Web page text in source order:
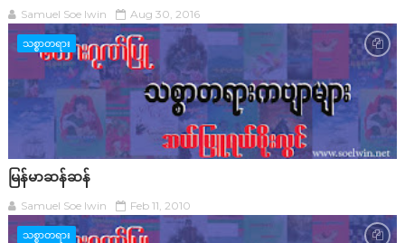
Samuel Soe lwin Aug 30, 2016
သစ္စာတရား
မြန်မာဆန်ဆန်
Samuel Soe lwin Feb 11, 2010
သစ္စာတရား